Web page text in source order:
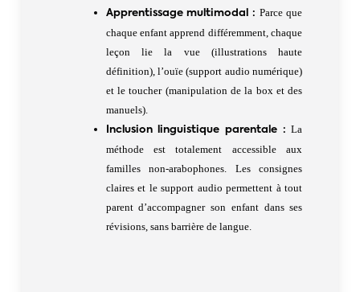
Apprentissage multimodal : Parce que
chaque enfant apprend différemment, chaque
leçon lie la vue (illustrations haute
définition), l’ouïe (support audio numérique)
et le toucher (manipulation de la box et des
manuels).
Inclusion linguistique parentale : La
méthode est totalement accessible aux
familles non-arabophones. Les consignes
claires et le support audio permettent à tout
parent d’accompagner son enfant dans ses
révisions, sans barrière de langue.